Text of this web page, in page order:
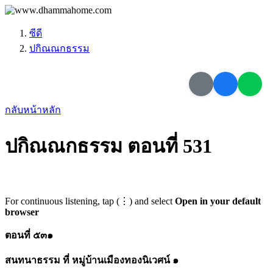
ซีดี
ปกิณณกธรรม
กลับหน้าหลัก
ปกิณณกธรรม ตอนที่ 531
For continuous listening, tap (⋮) and select Open in your default
browser
ตอนที่ ๕๓๑
สนทนาธรรม ที่ หมู่บ้านเมืองทองนิเวศน์ ๑